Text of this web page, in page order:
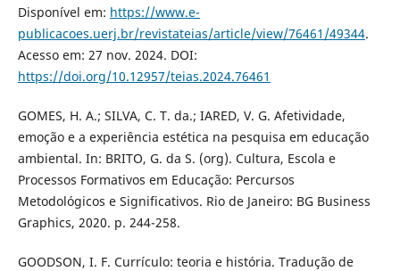
Disponível em: https://www.e-
publicacoes.uerj.br/revistateias/article/view/76461/49344.
Acesso em: 27 nov. 2024. DOI:
https://doi.org/10.12957/teias.2024.76461
GOMES, H. A.; SILVA, C. T. da.; IARED, V. G. Afetividade,
emoção e a experiência estética na pesquisa em educação
ambiental. In: BRITO, G. da S. (org). Cultura, Escola e
Processos Formativos em Educação: Percursos
Metodológicos e Significativos. Rio de Janeiro: BG Business
Graphics, 2020. p. 244-258.
GOODSON, I. F. Currículo: teoria e história. Tradução de